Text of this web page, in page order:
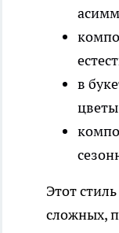
в
Этот
сложных,